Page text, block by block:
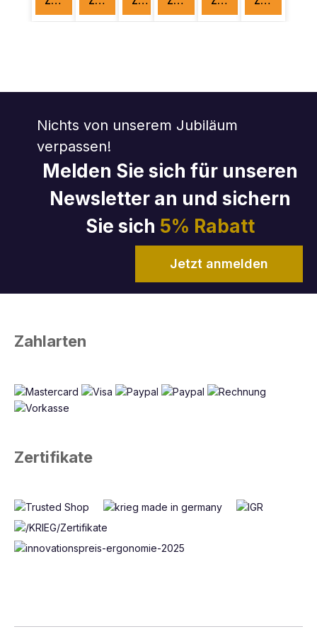
Nichts von unserem Jubiläum
verpassen!
Melden Sie sich für unseren
Newsletter an und sichern
Sie sich 5% Rabatt
Jetzt anmelden
Zahlarten
Zertifikate